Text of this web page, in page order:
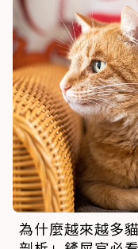
為什麼越來越多